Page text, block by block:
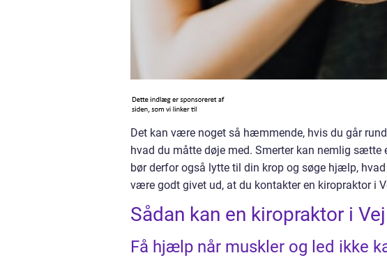
Det kan være noget så hæmmende, hvis du går
hvad du måtte døje med. Smerter kan nemlig
bør derfor også lytte til din krop og søge hjælp,
være godt givet ud, at du kontakter en kiropraktor i
Sådan kan en kiropraktor i
Få hjælp når muskler og led ikke